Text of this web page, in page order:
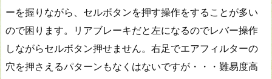
ーを握りながら、セルボタンを押す操作をすることが多い
ので困ります。リアブレーキだと左になるのでレバー操作
しながらセルボタン押せません。右足でエアフィルターの
穴を押さえるパターンもなくはないですが・・・難易度高